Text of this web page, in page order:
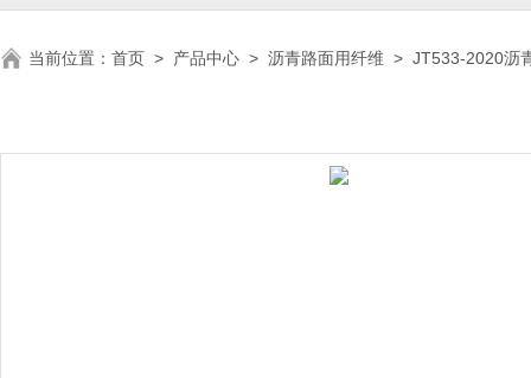
当前位置： 首页 > 产品中心 > 沥青路面用纤维 > JT533-2020沥